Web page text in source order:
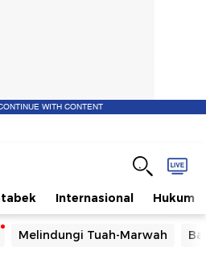
WITH CONTENT
Internasional Hukum
Melindungi Tuah-Marwah